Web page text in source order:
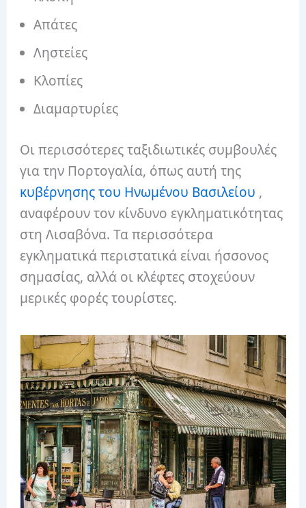
Απάτες
Ληστείες
Κλοπίες
Διαμαρτυρίες
Οι περισσότερες ταξιδιωτικές συμβουλές
για την Πορτογαλία, όπως αυτή της
κυβέρνησης του Ηνωμένου Βασιλείου ,
αναφέρουν τον κίνδυνο εγκληματικότητας
στη Λισαβόνα. Τα περισσότερα
εγκληματικά περιστατικά είναι ήσσονος
σημασίας, αλλά οι κλέφτες στοχεύουν
μερικές φορές τουρίστες.